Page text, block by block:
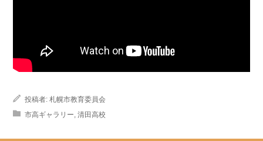
投稿者: 札幌市教育委員会
市高ギャラリー, 清田高校